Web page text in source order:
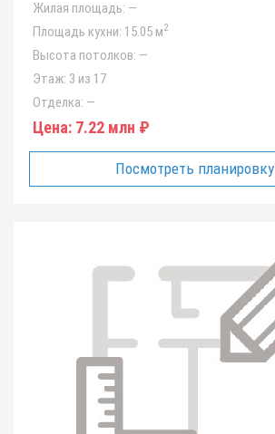
Жилая площадь: —
Площадь кухни: 15.05 м2
Высота потолков: —
Этаж: 3 из 17
Отделка: —
Цена: 7.22 млн ₽
Посмотреть планировку